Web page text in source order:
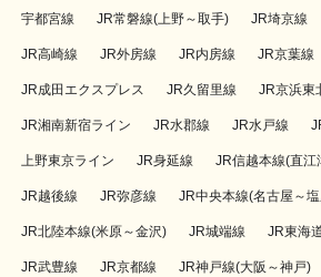
宇都宮線 JR常磐線(上野～取手) JR埼京線
JR高崎線 JR外房線 JR内房線 JR京葉線
JR成田エクスプレス JR久留里線 JR京浜東
JR湘南新宿ライン JR水郡線 JR水戸線
上野東京ライン JR身延線 JR信越本線(直江
JR越後線 JR弥彦線 JR中央本線(名古屋～
JR北陸本線(米原～金沢) JR城端線 JR東海
JR武豊線 JR京都線 JR神戸線(大阪～神戸)